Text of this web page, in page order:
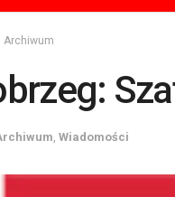
Archiwum
Wiadomości